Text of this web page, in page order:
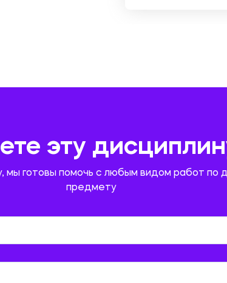
эту
мы готовы помочь с любым видом работ по
предмету